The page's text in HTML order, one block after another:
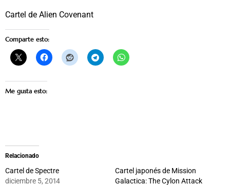
Cartel de Alien Covenant
Comparte esto:
Me gusta esto:
Relacionado
Cartel de Spectre
diciembre 5, 2014
Cartel japonés de Mission
Galactica: The Cylon Attack